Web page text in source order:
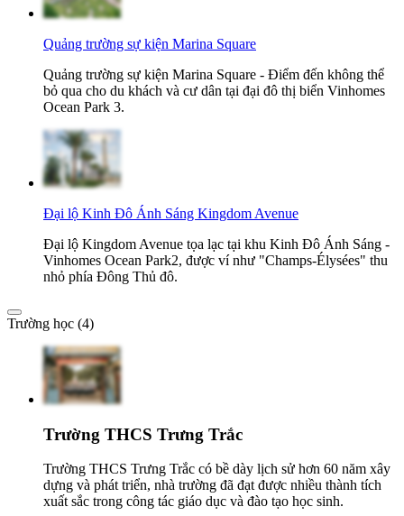
Quảng trường sự kiện Marina Square
Quảng trường sự kiện Marina Square - Điểm đến không thể
bỏ qua cho du khách và cư dân tại đại đô thị biển Vinhomes
Ocean Park 3.
Đại lộ Kinh Đô Ánh Sáng Kingdom Avenue
Đại lộ Kingdom Avenue tọa lạc tại khu Kinh Đô Ánh Sáng -
Vinhomes Ocean Park2, được ví như "Champs-Élysées" thu
nhỏ phía Đông Thủ đô.
Trường học (4)
Trường THCS Trưng Trắc
Trường THCS Trưng Trắc có bề dày lịch sử hơn 60 năm xây
dựng và phát triển, nhà trường đã đạt được nhiều thành tích
xuất sắc trong công tác giáo dục và đào tạo học sinh.